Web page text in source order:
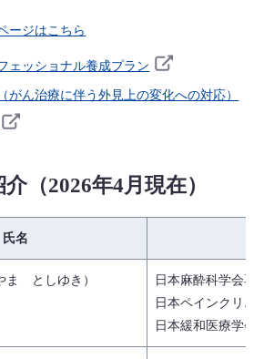
ージはこちら
ェッショナル養成プラン
がん治療に伴う外見上の変化への対応）
（2026年4月現在）
氏名
としゆき）
日本麻酔科学会専
日本ペインクリニ
日本緩和医療学会